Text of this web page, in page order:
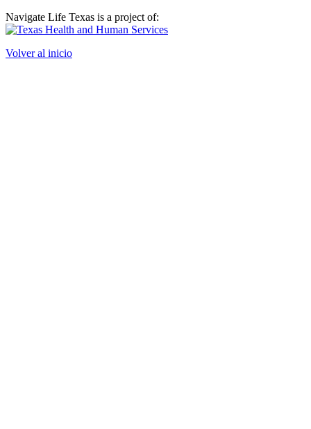
Navigate Life Texas is a project of:
Volver al inicio